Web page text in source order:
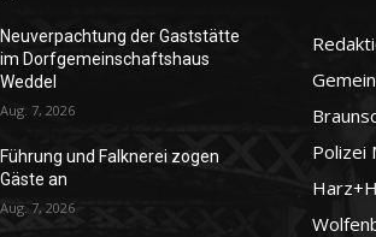
Neuverpachtung der Gaststätte
im Dorfgemeinschaftshaus
Weddel
Aug. 7, 2026
Führung und Falknerei zogen
Gäste an
Aug. 7, 2026
Polizei